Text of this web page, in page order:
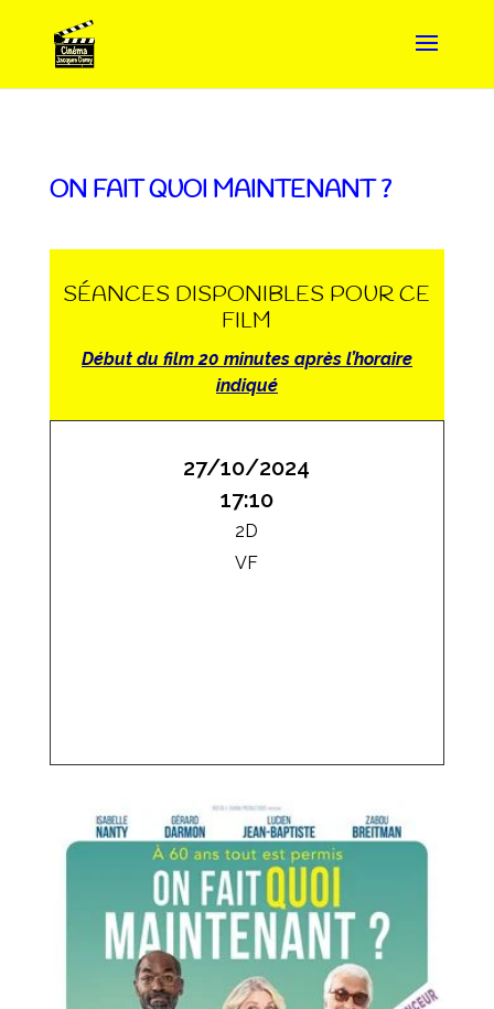
ON FAIT QUOI MAINTENANT ?
SÉANCES DISPONIBLES POUR CE
FILM
Début du film 20 minutes après l’horaire
indiqué
27/10/2024
17:10
2D
VF